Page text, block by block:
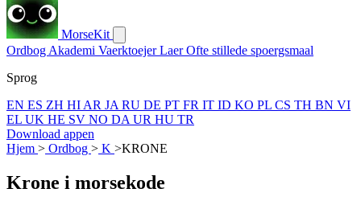
MorseKit
Ordbog Akademi VaerktoejerLaerOfte stillede spoergsmaal
Sprog
EN ES ZH HI AR JA RU DE PT FR IT ID KO PL CS TH BN VI
EL UK HE SV NO DA UR HU TR
Download appen
Hjem > Ordbog > K >KRONE
Krone i morsekode